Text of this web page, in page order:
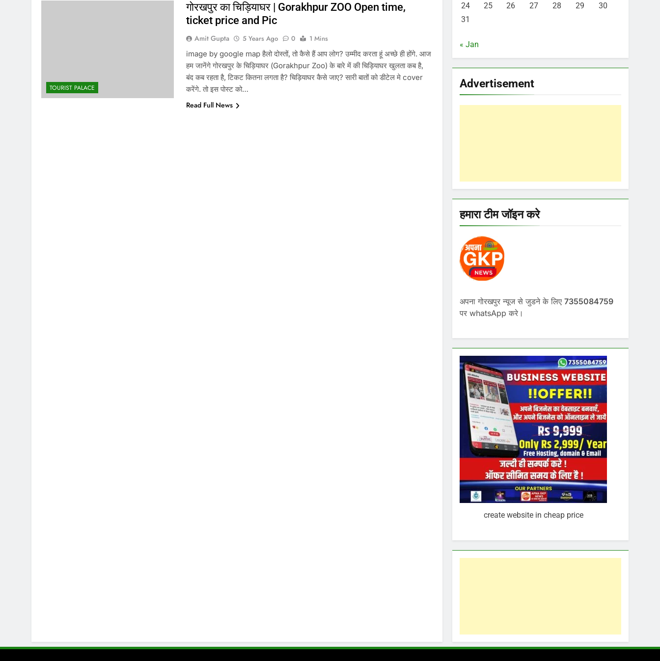
TOURIST PALACE
गोरखपुर का चिड़ियाघर | Gorakhpur ZOO Open time,
ticket price and Pic
Amit Gupta 5 Years Ago 0
1 Mins
image by google map हैलो दोस्तों, तो कैसे हैं आप लोग? उम्मीद करता हूं अच्छे ही होंगे. आज
हम जानेंगे गोरखपुर के चिड़ियाघर (Gorakhpur Zoo) के बारे में की चिड़ियाघर खुलता कब है,
बंद कब रहता है, टिकट कितना लगता है? चिड़ियाघर कैसे जाए? सारी बातों को डीटेल मे cover
करेंगे. तो इस पोस्ट को…
Read Full News
24
25 26 27 28 29
30
31
« Jan
Advertisement
हमारा टीम जॉइन करे
अपना गोरखपुर न्यूज से जुडने के लिए 7355084759
पर whatsApp करे।
create website in cheap price